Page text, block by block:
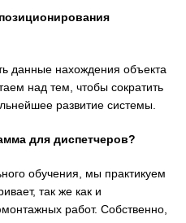
данные нахождения объекта
над тем, чтобы сократить
развитие системы.
для диспетчеров?
обучения, мы практикуем
так же как и
работ. Собственно,